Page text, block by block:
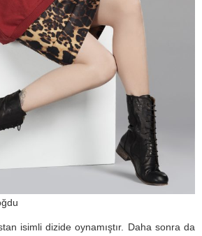
isimli dizide oynamıştır. Daha sonra da